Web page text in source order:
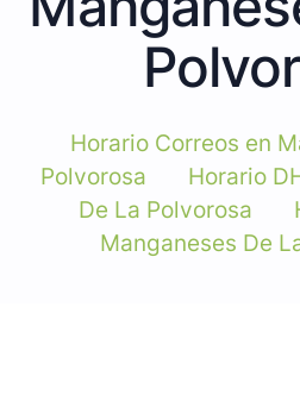
Horario Correos en
Polvorosa
Horario
De La Polvorosa
Manganeses De